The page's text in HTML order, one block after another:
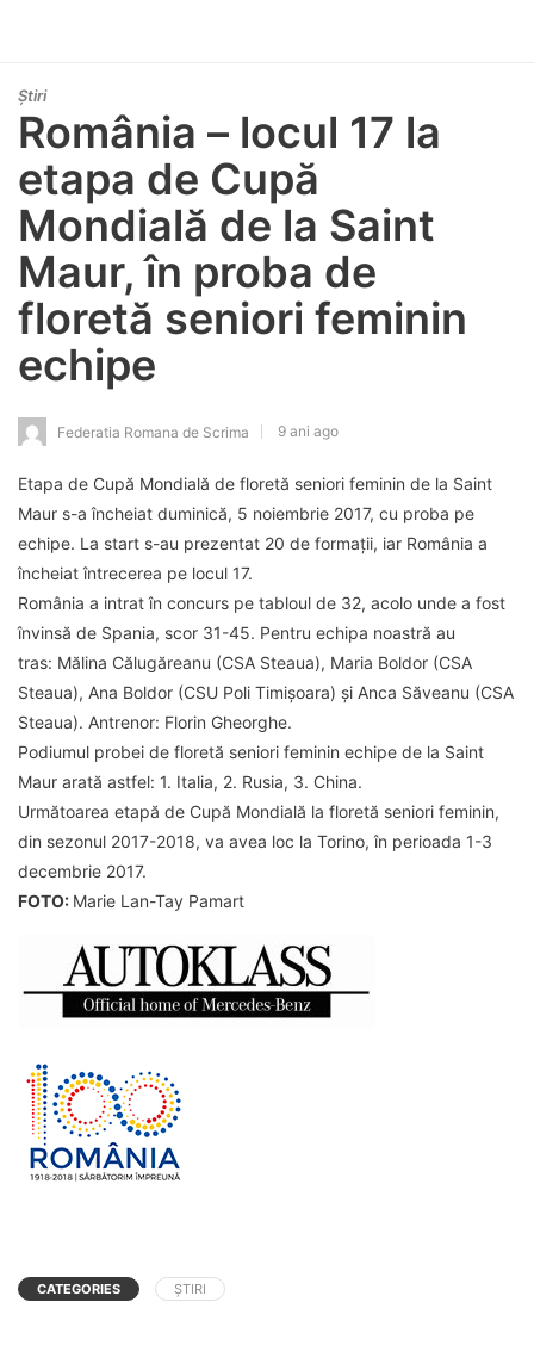
Știri
România – locul 17 la
etapa de Cupă
Mondială de la Saint
Maur, în proba de
floretă seniori feminin
echipe
Federatia Romana de Scrima 9 ani ago
Etapa de Cupă Mondială de floretă seniori feminin de la Saint
Maur s-a încheiat duminică, 5 noiembrie 2017, cu proba pe
echipe. La start s-au prezentat 20 de formații, iar România a
încheiat întrecerea pe locul 17.
România a intrat în concurs pe tabloul de 32, acolo unde a fost
învinsă de Spania, scor 31-45. Pentru echipa noastră au
tras: Mălina Călugăreanu (CSA Steaua), Maria Boldor (CSA
Steaua), Ana Boldor (CSU Poli Timișoara) și Anca Săveanu (CSA
Steaua). Antrenor: Florin Gheorghe.
Podiumul probei de floretă seniori feminin echipe de la Saint
Maur arată astfel: 1. Italia, 2. Rusia, 3. China.
Următoarea etapă de Cupă Mondială la floretă seniori feminin,
din sezonul 2017-2018, va avea loc la Torino, în perioada 1-3
decembrie 2017.
FOTO: Marie Lan-Tay Pamart
CATEGORIES ȘTIRI